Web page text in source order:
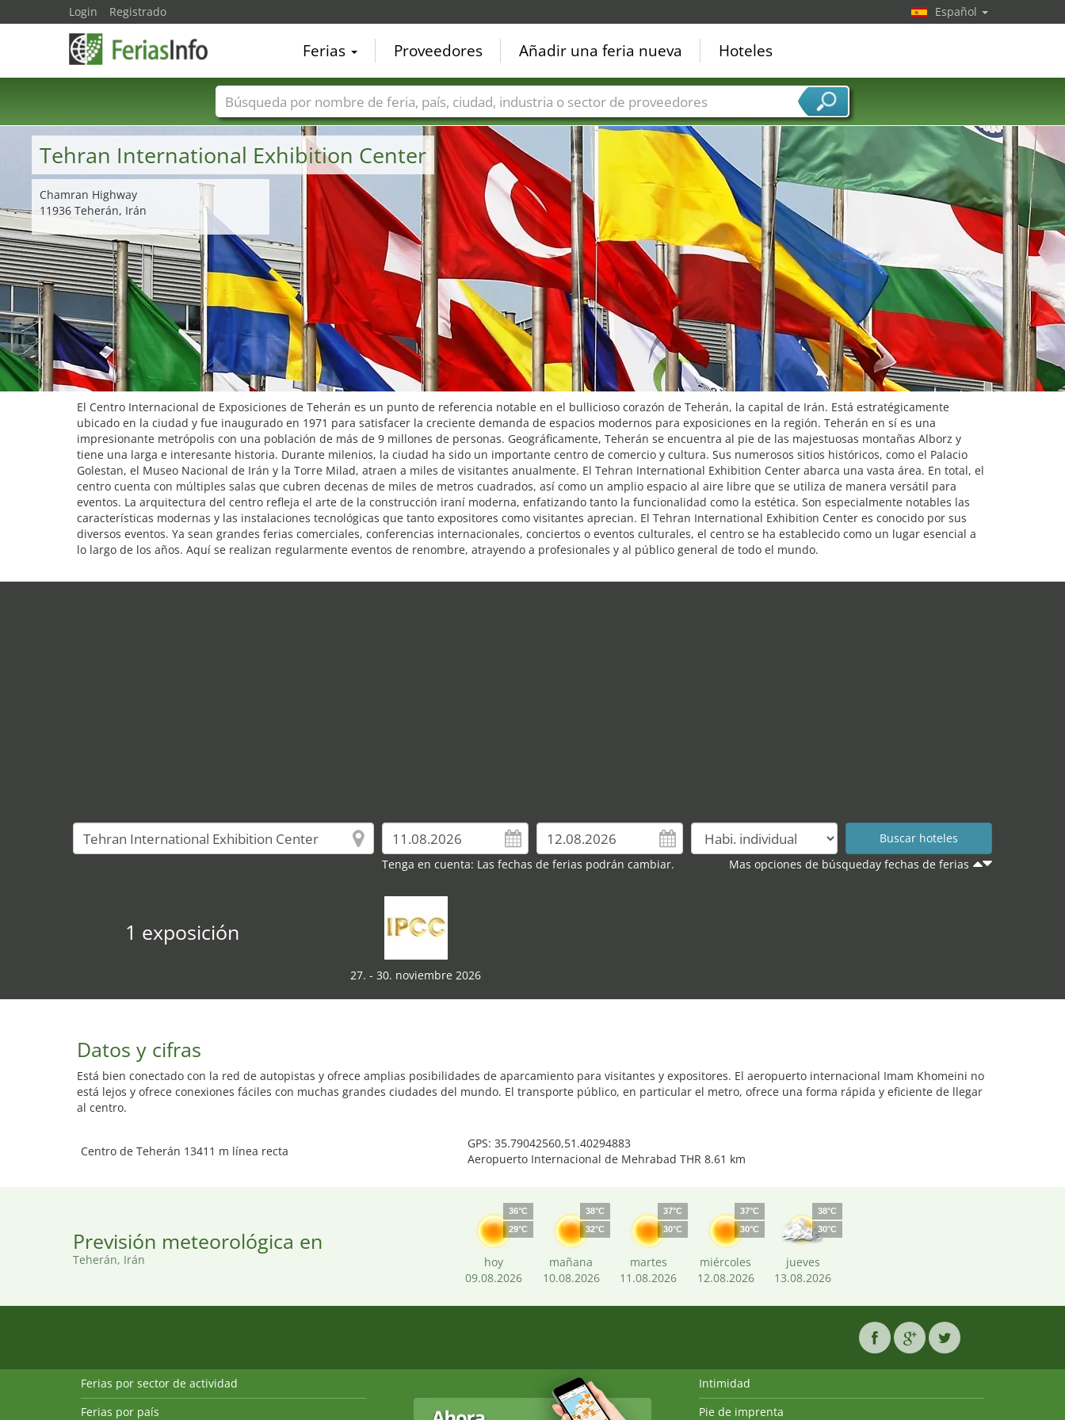
Tehran International Exhibition Center
Chamran Highway
11936 Teherán, Irán
El Centro Internacional de Exposiciones de Teherán es un punto de referencia notable en el bullicioso corazón de Teherán, la capital de Irán. Está estratégicamente
ubicado en la ciudad y fue inaugurado en 1971 para satisfacer la creciente demanda de espacios modernos para exposiciones en la región. Teherán en sí es una
impresionante metrópolis con una población de más de 9 millones de personas. Geográficamente, Teherán se encuentra al pie de las majestuosas montañas Alborz y
tiene una larga e interesante historia. Durante milenios, la ciudad ha sido un importante centro de comercio y cultura. Sus numerosos sitios históricos, como el Palacio
Golestan, el Museo Nacional de Irán y la Torre Milad, atraen a miles de visitantes anualmente. El Tehran International Exhibition Center abarca una vasta área. En total, el
centro cuenta con múltiples salas que cubren decenas de miles de metros cuadrados, así como un amplio espacio al aire libre que se utiliza de manera versátil para
eventos. La arquitectura del centro refleja el arte de la construcción iraní moderna, enfatizando tanto la funcionalidad como la estética. Son especialmente notables las
características modernas y las instalaciones tecnológicas que tanto expositores como visitantes aprecian. El Tehran International Exhibition Center es conocido por sus
diversos eventos. Ya sean grandes ferias comerciales, conferencias internacionales, conciertos o eventos culturales, el centro se ha establecido como un lugar esencial a
lo largo de los años. Aquí se realizan regularmente eventos de renombre, atrayendo a profesionales y al público general de todo el mundo.
Tenga en cuenta: Las fechas de ferias podrán cambiar. Mas opciones de búsqueday fechas de ferias
1 exposición
27. - 30. noviembre 2026
Datos y cifras
Está bien conectado con la red de autopistas y ofrece amplias posibilidades de aparcamiento para visitantes y expositores. El aeropuerto internacional Imam Khomeini no
está lejos y ofrece conexiones fáciles con muchas grandes ciudades del mundo. El transporte público, en particular el metro, ofrece una forma rápida y eficiente de llegar
al centro.
Centro de Teherán 13411 m línea recta
GPS: 35.79042560,51.40294883
Aeropuerto Internacional de Mehrabad THR 8.61 km
Previsión meteorológica en
Teherán, Irán
36°C
29°C
hoy
09.08.2026
38°C
32°C
mañana
10.08.2026
37°C
30°C
martes
11.08.2026
37°C
30°C
miércoles
12.08.2026
38°C
30°C
jueves
13.08.2026
Login Registrado Español
Ferias Proveedores Añadir una feria nueva Hoteles
Nombres de ferias Países Ciudades Sectores de ferias Sectores de proveedor de servicios
Ferias por sector de actividad
Ferias por país
Intimidad
Pie de imprenta